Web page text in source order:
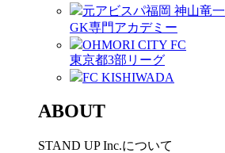
元アビスパ福岡 神山竜一
GK専門アカデミー
OHMORI CITY FC
東京都3部リーグ
FC KISHIWADA
ABOUT
STAND UP Inc.について